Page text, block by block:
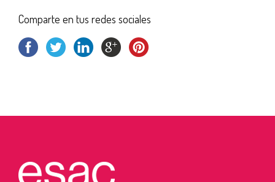
Comparte en tus redes sociales